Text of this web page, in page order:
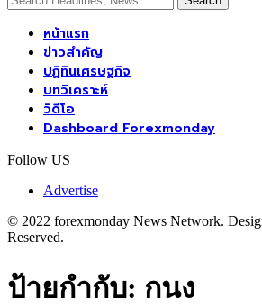
หน้าแรก
ข่าวสำคัญ
ปฏิทินเศรษฐกิจ
บทวิเคราะห์
วิดีโอ
Dashboard Forexmonday
Follow US
Advertise
© 2022 forexmonday News Network.
Reserved.
ป้ายกำกับ: กนง